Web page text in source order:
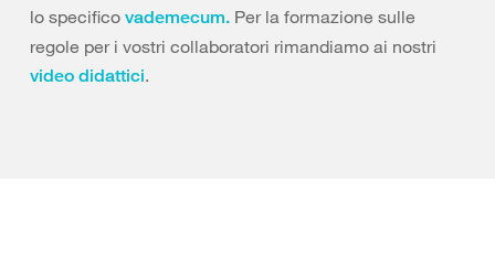
lo specifico vademecum. Per la formazione sulle
regole per i vostri collaboratori rimandiamo ai nostri
video didattici.